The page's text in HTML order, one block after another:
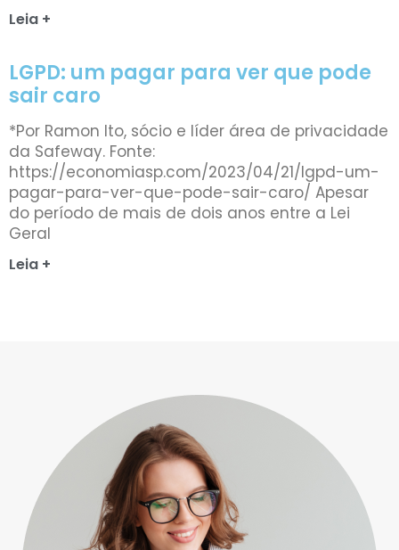
Leia +
LGPD: um pagar para ver que pode
sair caro
*Por Ramon Ito, sócio e líder área de privacidade
da Safeway. Fonte:
https://economiasp.com/2023/04/21/lgpd-um-
pagar-para-ver-que-pode-sair-caro/ Apesar
do período de mais de dois anos entre a Lei
Geral
Leia +